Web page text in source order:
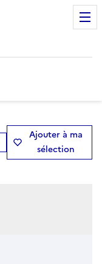
Ajouter à ma
sélection